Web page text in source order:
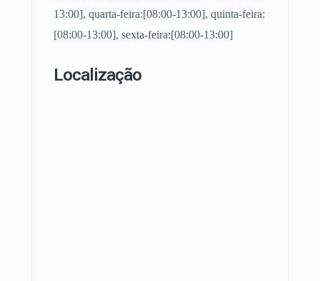
13:00], quarta-feira:[08:00-13:00], quinta-feira:
[08:00-13:00], sexta-feira:[08:00-13:00]
Localização